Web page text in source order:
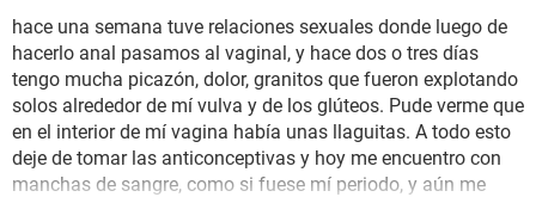
SEXUALIDAD
GLOSARIO
hace una semana tuve relaciones sexuales donde luego de
hacerlo anal pasamos al vaginal, y hace dos o tres días
tengo mucha picazón, dolor, granitos que fueron explotando
solos alrededor de mí vulva y de los glúteos. Pude verme que
en el interior de mí vagina había unas llaguitas. A todo esto
deje de tomar las anticonceptivas y hoy me encuentro con
manchas de sangre, como si fuese mí periodo, y aún me